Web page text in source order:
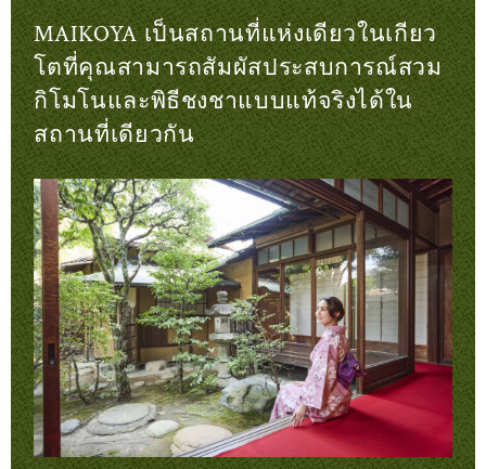
MAIKOYA เป็นสถานที่แห่งเดียวในเกียว
โตที่คุณสามารถสัมผัสประสบการณ์สวม
กิโมโนและพิธีชงชาแบบแท้จริงได้ใน
สถานที่เดียวกัน